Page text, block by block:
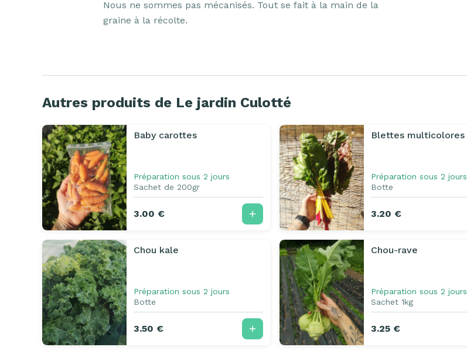
Nous ne sommes pas mécanisés. Tout se fait à la main de la
graine à la récolte.
Autres produits de Le jardin Culotté
Baby carottes
Préparation sous 2 jours
Sachet de 200gr
3.00 €
Blettes multicolores
Préparation sous 2 jours
Botte
3.20 €
Chou kale
Préparation sous 2 jours
Botte
3.50 €
Chou-rave
Préparation sous 2 jours
Sachet 1kg
3.25 €